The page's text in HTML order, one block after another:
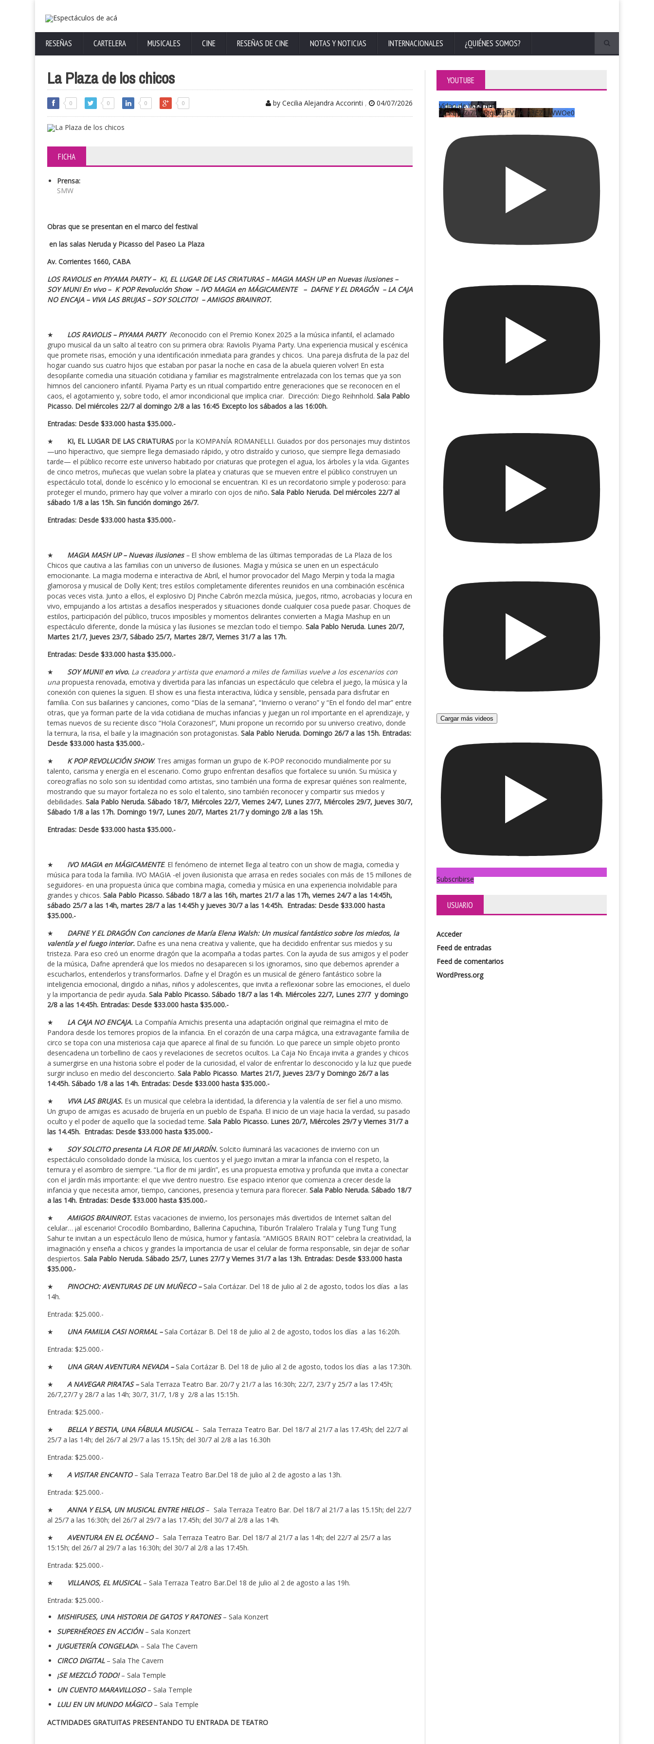
RESEÑAS CARTELERA MUSICALES CINE RESEÑAS DE CINE NOTAS Y NOTICIAS INTERNACIONALES ¿QUIÉNES SOMOS?
La Plaza de los chicos
0 0 0 0 by Cecilia Alejandra Accorinti , 04/07/2026
FICHA
Prensa:
SMW
Obras que se presentan en el marco del festival
en las salas Neruda y Picasso del Paseo La Plaza
Av. Corrientes 1660, CABA
LOS RAVIOLIS en PIYAMA PARTY – KI, EL LUGAR DE LAS CRIATURAS – MAGIA MASH UP en Nuevas ilusiones –
SOY MUNI En vivo – K POP Revolución Show – IVO MAGIA en MÁGICAMENTE – DAFNE Y EL DRAGÓN – LA CAJA
NO ENCAJA – VIVA LAS BRUJAS – SOY SOLCITO! – AMIGOS BRAINROT.
★ LOS RAVIOLIS – PIYAMA PARTY Reconocido con el Premio Konex 2025 a la música infantil, el aclamado
grupo musical da un salto al teatro con su primera obra: Raviolis Piyama Party. Una experiencia musical y escénica
que promete risas, emoción y una identificación inmediata para grandes y chicos. Una pareja disfruta de la paz del
hogar cuando sus cuatro hijos que estaban por pasar la noche en casa de la abuela quieren volver! En esta
desopilante comedia una situación cotidiana y familiar es magistralmente entrelazada con los temas que ya son
himnos del cancionero infantil. Piyama Party es un ritual compartido entre generaciones que se reconocen en el
caos, el agotamiento y, sobre todo, el amor incondicional que implica criar. Dirección: Diego Reihnhold. Sala Pablo
Picasso. Del miércoles 22/7 al domingo 2/8 a las 16:45 Excepto los sábados a las 16:00h.
Entradas: Desde $33.000 hasta $35.000.-
★ KI, EL LUGAR DE LAS CRIATURAS por la KOMPANÍA ROMANELLI. Guiados por dos personajes muy distintos
—uno hiperactivo, que siempre llega demasiado rápido, y otro distraído y curioso, que siempre llega demasiado
tarde— el público recorre este universo habitado por criaturas que protegen el agua, los árboles y la vida. Gigantes
de cinco metros, muñecas que vuelan sobre la platea y criaturas que se mueven entre el público construyen un
espectáculo total, donde lo escénico y lo emocional se encuentran. KI es un recordatorio simple y poderoso: para
proteger el mundo, primero hay que volver a mirarlo con ojos de niño. Sala Pablo Neruda. Del miércoles 22/7 al
sábado 1/8 a las 15h. Sin función domingo 26/7.
Entradas: Desde $33.000 hasta $35.000.-
★ MAGIA MASH UP – Nuevas ilusiones–El show emblema de las últimas temporadas de La Plaza de los
Chicos que cautiva a las familias con un universo de ilusiones. Magia y música se unen en un espectáculo
emocionante. La magia moderna e interactiva de Abril, el humor provocador del Mago Merpin y toda la magia
glamorosa y musical de Dolly Kent; tres estilos completamente diferentes reunidos en una combinación escénica
pocas veces vista. Junto a ellos, el explosivo DJ Pinche Cabrón mezcla música, juegos, ritmo, acrobacias y locura en
vivo, empujando a los artistas a desafíos inesperados y situaciones donde cualquier cosa puede pasar. Choques de
estilos, participación del público, trucos imposibles y momentos delirantes convierten a Magia Mashup en un
espectáculo diferente, donde la música y las ilusiones se mezclan todo el tiempo. Sala Pablo Neruda. Lunes 20/7,
Martes 21/7, Jueves 23/7, Sábado 25/7, Martes 28/7, Viernes 31/7 a las 17h.
Entradas: Desde $33.000 hasta $35.000.-
★ SOY MUNI! en vivo. La creadora y artista que enamoró a miles de familias vuelve a los escenarios con
una propuesta renovada, emotiva y divertida para las infancias un espectáculo que celebra el juego, la música y la
conexión con quienes la siguen. El show es una fiesta interactiva, lúdica y sensible, pensada para disfrutar en
familia. Con sus bailarines y canciones, como “Días de la semana”, “Invierno o verano” y “En el fondo del mar” entre
otras, que ya forman parte de la vida cotidiana de muchas infancias y juegan un rol importante en el aprendizaje, y
temas nuevos de su reciente disco “Hola Corazones!”, Muni propone un recorrido por su universo creativo, donde
la ternura, la risa, el baile y la imaginación son protagonistas. Sala Pablo Neruda. Domingo 26/7 a las 15h. Entradas:
Desde $33.000 hasta $35.000.-
★ K POP REVOLUCIÓN SHOW. Tres amigas forman un grupo de K-POP reconocido mundialmente por su
talento, carisma y energía en el escenario. Como grupo enfrentan desafíos que fortalece su unión. Su música y
coreografías no solo son su identidad como artistas, sino también una forma de expresar quiénes son realmente,
mostrando que su mayor fortaleza no es solo el talento, sino también reconocer y compartir sus miedos y
debilidades. Sala Pablo Neruda. Sábado 18/7, Miércoles 22/7, Viernes 24/7, Lunes 27/7, Miércoles 29/7, Jueves 30/7,
Sábado 1/8 a las 17h. Domingo 19/7, Lunes 20/7, Martes 21/7 y domingo 2/8 a las 15h.
Entradas: Desde $33.000 hasta $35.000.-
★ IVO MAGIA en MÁGICAMENTE. El fenómeno de internet llega al teatro con un show de magia, comedia y
música para toda la familia. IVO MAGIA -el joven ilusionista que arrasa en redes sociales con más de 15 millones de
seguidores- en una propuesta única que combina magia, comedia y música en una experiencia inolvidable para
grandes y chicos. Sala Pablo Picasso. Sábado 18/7 a las 16h, martes 21/7 a las 17h, viernes 24/7 a las 14:45h,
sábado 25/7 a las 14h, martes 28/7 a las 14:45h y jueves 30/7 a las 14:45h. Entradas: Desde $33.000 hasta
$35.000.-
★ DAFNE Y EL DRAGÓN Con canciones de María Elena Walsh: Un musical fantástico sobre los miedos, la
valentía y el fuego interior. Dafne es una nena creativa y valiente, que ha decidido enfrentar sus miedos y su
tristeza. Para eso creó un enorme dragón que la acompaña a todas partes. Con la ayuda de sus amigos y el poder
de la música, Dafne aprenderá que los miedos no desaparecen si los ignoramos, sino que debemos aprender a
escucharlos, entenderlos y transformarlos. Dafne y el Dragón es un musical de género fantástico sobre la
inteligencia emocional, dirigido a niñas, niños y adolescentes, que invita a reflexionar sobre las emociones, el duelo
y la importancia de pedir ayuda. Sala Pablo Picasso. Sábado 18/7 a las 14h. Miércoles 22/7, Lunes 27/7 y domingo
2/8 a las 14:45h. Entradas: Desde $33.000 hasta $35.000.-
★ LA CAJA NO ENCAJA. La Compañía Amichis presenta una adaptación original que reimagina el mito de
Pandora desde los temores propios de la infancia. En el corazón de una carpa mágica, una extravagante familia de
circo se topa con una misteriosa caja que aparece al final de su función. Lo que parece un simple objeto pronto
desencadena un torbellino de caos y revelaciones de secretos ocultos. La Caja No Encaja invita a grandes y chicos
a sumergirse en una historia sobre el poder de la curiosidad, el valor de enfrentar lo desconocido y la luz que puede
surgir incluso en medio del desconcierto. Sala Pablo Picasso. Martes 21/7, Jueves 23/7 y Domingo 26/7 a las
14:45h. Sábado 1/8 a las 14h. Entradas: Desde $33.000 hasta $35.000.-
★
VIVA LAS BRUJAS. Es un musical que celebra la identidad, la diferencia y la valentía de ser fiel a uno mismo.
Un grupo de amigas es acusado de brujería en un pueblo de España. El inicio de un viaje hacia la verdad, su pasado
oculto y el poder de aquello que la sociedad teme. Sala Pablo Picasso. Lunes 20/7, Miércoles 29/7 y Viernes 31/7 a
las 14.45h. Entradas: Desde $33.000 hasta $35.000.-
★ SOY SOLCITO presenta LA FLOR DE MI JARDÍN. Solcito iluminará las vacaciones de invierno con un
espectáculo consolidado donde la música, los cuentos y el juego invitan a mirar la infancia con el respeto, la
ternura y el asombro de siempre. “La flor de mi jardín”, es una propuesta emotiva y profunda que invita a conectar
con el jardín más importante: el que vive dentro nuestro. Ese espacio interior que comienza a crecer desde la
infancia y que necesita amor, tiempo, canciones, presencia y ternura para florecer. Sala Pablo Neruda. Sábado 18/7
a las 14h. Entradas: Desde $33.000 hasta $35.000.-
★ AMIGOS BRAINROT. Estas vacaciones de invierno, los personajes más divertidos de Internet saltan del
celular… ¡al escenario! Crocodilo Bombardino, Ballerina Capuchina, Tiburón Tralalero Tralala y Tung Tung Tung
Sahur te invitan a un espectáculo lleno de música, humor y fantasía. “AMIGOS BRAIN ROT” celebra la creatividad, la
imaginación y enseña a chicos y grandes la importancia de usar el celular de forma responsable, sin dejar de soñar
despiertos. Sala Pablo Neruda. Sábado 25/7, Lunes 27/7 y Viernes 31/7 a las 13h. Entradas: Desde $33.000 hasta
$35.000.-
★ PINOCHO: AVENTURAS DE UN MUÑECO –Sala Cortázar. Del 18 de julio al 2 de agosto, todos los días a las
14h.
Entrada: $25.000.-
★
UNA FAMILIA CASI NORMAL –Sala Cortázar B. Del 18 de julio al 2 de agosto, todos los días a las 16:20h.
Entrada: $25.000.-
★
UNA GRAN AVENTURA NEVADA –Sala Cortázar B. Del 18 de julio al 2 de agosto, todos los días a las 17:30h.
★ A NAVEGAR PIRATAS –Sala Terraza Teatro Bar. 20/7 y 21/7 a las 16:30h; 22/7, 23/7 y 25/7 a las 17:45h;
26/7,27/7 y 28/7 a las 14h; 30/7, 31/7, 1/8 y 2/8 a las 15:15h.
Entrada: $25.000.-
★ BELLA Y BESTIA, UNA FÁBULA MUSICAL– Sala Terraza Teatro Bar. Del 18/7 al 21/7 a las 17.45h; del 22/7 al
25/7 a las 14h; del 26/7 al 29/7 a las 15.15h; del 30/7 al 2/8 a las 16.30h
Entrada: $25.000.-
★ A VISITAR ENCANTO– Sala Terraza Teatro Bar.Del 18 de julio al 2 de agosto a las 13h.
Entrada: $25.000.-
★ ANNA Y ELSA, UN MUSICAL ENTRE HIELOS– Sala Terraza Teatro Bar. Del 18/7 al 21/7 a las 15.15h; del 22/7
al 25/7 a las 16:30h; del 26/7 al 29/7 a las 17.45h; del 30/7 al 2/8 a las 14h.
★ AVENTURA EN EL OCÉANO– Sala Terraza Teatro Bar. Del 18/7 al 21/7 a las 14h; del 22/7 al 25/7 a las
15:15h; del 26/7 al 29/7 a las 16:30h; del 30/7 al 2/8 a las 17:45h.
Entrada: $25.000.-
★
VILLANOS, EL MUSICAL– Sala Terraza Teatro Bar.Del 18 de julio al 2 de agosto a las 19h.
Entrada: $25.000.-
MISHIFUSES, UNA HISTORIA DE GATOS Y RATONES– Sala Konzert
SUPERHÉROES EN ACCIÓN– Sala Konzert
JUGUETERÍA CONGELADA – Sala The Cavern
CIRCO DIGITAL– Sala The Cavern
¡SE MEZCLÓ TODO!– Sala Temple
UN CUENTO MARAVILLOSO– Sala Temple
LULI EN UN MUNDO MÁGICO– Sala Temple
ACTIVIDADES GRATUITAS PRESENTANDO TU ENTRADA DE TEATRO
YOUTUBE
Vídeo de YouTube
UCKqYjiZi7lzy6gqU6pFVFiA_A3EZ9JWWOe0
Cargar más videos
Subscribirse
USUARIO
Acceder
Feed de entradas
Feed de comentarios
WordPress.org